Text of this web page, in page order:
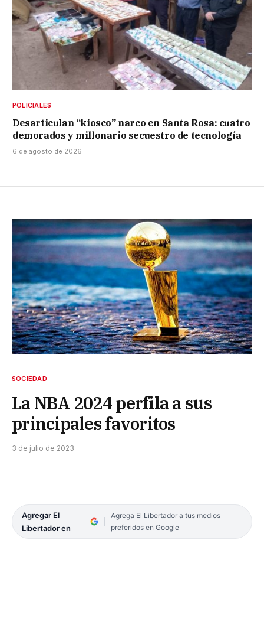
POLICIALES
Desarticulan “kiosco” narco en Santa Rosa: cuatro
demorados y millonario secuestro de tecnología
6 de agosto de 2026
SOCIEDAD
La NBA 2024 perfila a sus
principales favoritos
3 de julio de 2023
Agregar El
Libertador en
Agrega El Libertador a tus medios
preferidos en Google